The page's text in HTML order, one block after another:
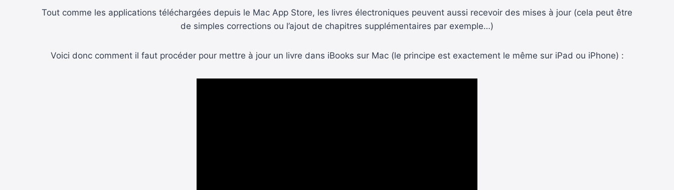
Tout comme les applications téléchargées depuis le Mac App Store, les livres électroniques peuvent aussi recevoir des mises à jour (cela peut être
de simples corrections ou l’ajout de chapitres supplémentaires par exemple…)
Voici donc comment il faut procéder pour mettre à jour un livre dans iBooks sur Mac (le principe est exactement le même sur iPad ou iPhone) :